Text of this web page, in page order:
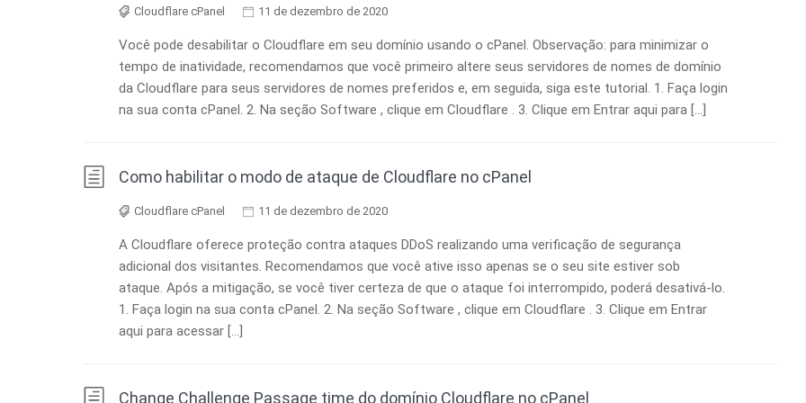
Cloudflare cPanel 11 de dezembro de 2020
Você pode desabilitar o Cloudflare em seu domínio usando o cPanel. Observação: para minimizar o
tempo de inatividade, recomendamos que você primeiro altere seus servidores de nomes de domínio
da Cloudflare para seus servidores de nomes preferidos e, em seguida, siga este tutorial. 1. Faça login
na sua conta cPanel. 2. Na seção Software , clique em Cloudflare . 3. Clique em Entrar aqui para […]
Como habilitar o modo de ataque de Cloudflare no cPanel
Cloudflare cPanel 11 de dezembro de 2020
A Cloudflare oferece proteção contra ataques DDoS realizando uma verificação de segurança
adicional dos visitantes. Recomendamos que você ative isso apenas se o seu site estiver sob
ataque. Após a mitigação, se você tiver certeza de que o ataque foi interrompido, poderá desativá-lo.
1. Faça login na sua conta cPanel. 2. Na seção Software , clique em Cloudflare . 3. Clique em Entrar
aqui para acessar […]
Change Challenge Passage time do domínio Cloudflare no cPanel